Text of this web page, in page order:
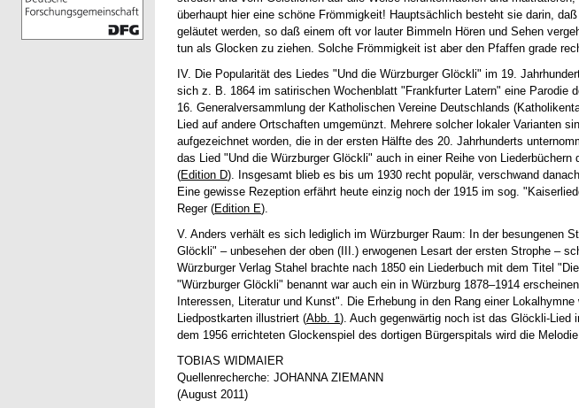
überhaupt hier eine schöne Frömmigkeit! Hauptsächlich besteht sie darin,
geläutet werden, so daß einem oft vor lauter Bimmeln Hören und Sehen
tun als Glocken zu ziehen. Solche Frömmigkeit ist aber den Pfaffen grade
IV. Die Popularität des Liedes "Und die Würzburger Glöckli" im 19.
sich z. B. 1864 im satirischen Wochenblatt "Frankfurter Latern" eine Parodie
16. Generalversammlung der Katholischen Vereine Deutschlands
Lied auf andere Ortschaften umgemünzt. Mehrere solcher lokaler Varianten
aufgezeichnet worden, die in der ersten Hälfte des 20. Jahrhunderts
das Lied "Und die Würzburger Glöckli" auch in einer Reihe von Liederbüchern
(Edition D). Insgesamt blieb es bis um 1930 recht populär, verschwand
Eine gewisse Rezeption erfährt heute einzig noch der 1915 im sog.
Reger (Edition E).
V. Anders verhält es sich lediglich im Würzburger Raum: In der besungenen
Glöckli" – unbesehen der oben (III.) erwogenen Lesart der ersten Strophe –
Würzburger Verlag Stahel brachte nach 1850 ein Liederbuch mit dem Titel
"Würzburger Glöckli" benannt war auch ein in Würzburg 1878–1914
Interessen, Literatur und Kunst". Die Erhebung in den Rang einer
Liedpostkarten illustriert (Abb. 1). Auch gegenwärtig noch ist das Glöckli-Lied
dem 1956 errichteten Glockenspiel des dortigen Bürgerspitals wird die
TOBIAS WIDMAIER
Quellenrecherche: JOHANNA ZIEMANN
(August 2011)